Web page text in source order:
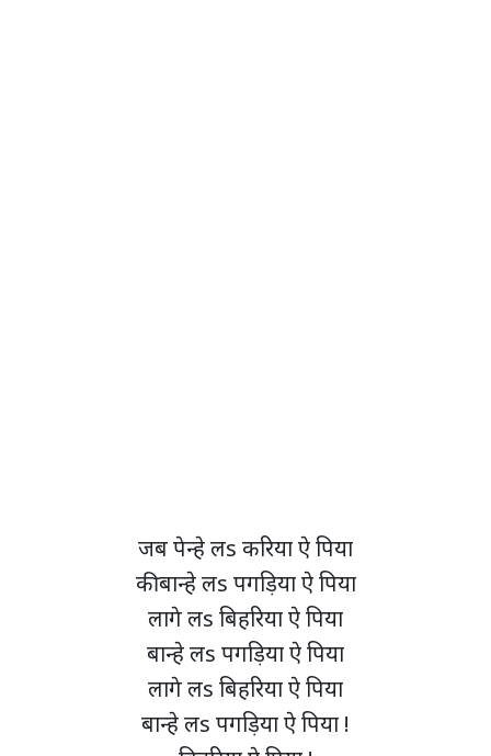
जब पेन्हे लs करिया ऐ पिया
की बान्हे लs पगड़िया ऐ पिया
लागे लs बिहरिया ऐ पिया
बान्हे लs पगड़िया ऐ पिया
लागे लs बिहरिया ऐ पिया
बान्हे लs पगड़िया ऐ पिया !